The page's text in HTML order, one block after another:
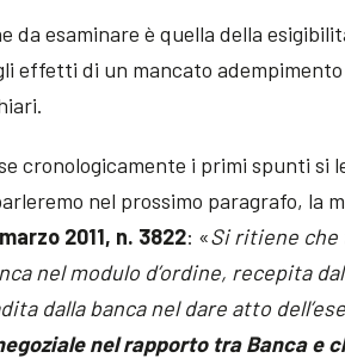
da esaminare è quella della
effetti di un mancato
cronologicamente i primi spunti si
nel prossimo paragrafo, la
2011, n. 3822: «Si ritiene che
nel modulo d’ordine, recepita
dalla banca nel dare atto
nel rapporto tra Banca e